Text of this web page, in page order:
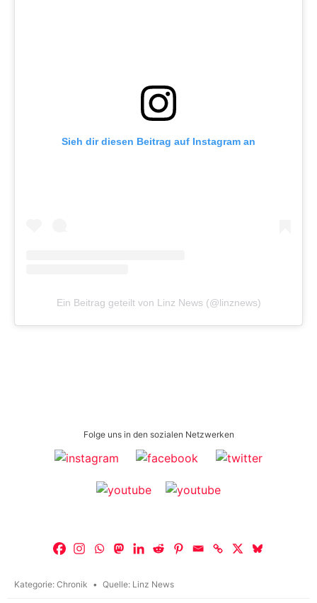
Sieh dir diesen Beitrag auf Instagram an
Ein Beitrag geteilt von Linz News (@linznews)
Folge uns in den sozialen Netzwerken
Kategorie: Chronik Quelle: Linz News